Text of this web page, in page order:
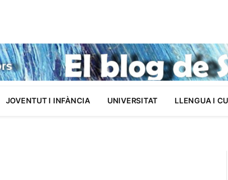
JOVENTUT I INFÀNCIA UNIVERSITAT LLENGUA I